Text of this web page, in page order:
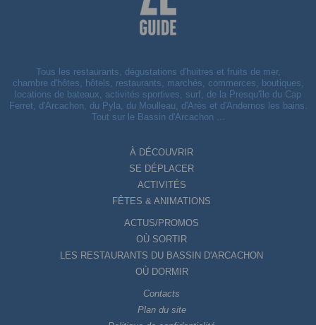
Tous les restaurants, dégustations d'huitres et fruits de mer,
chambre d'hôtes, hôtels, restaurants, marchés, commerces, boutiques,
locations de bateaux, activités sportives, surf, de la Presqu'île du Cap
Ferret, d'Arcachon, du Pyla, du Moulleau, d'Arès et d'Andernos les bains.
Tout sur le Bassin d'Arcachon ...
À DÉCOUVRIR
SE DÉPLACER
ACTIVITÉS
FÊTES & ANIMATIONS
ACTUS/PROMOS
OÙ SORTIR
LES RESTAURANTS DU BASSIN D'ARCACHON
OÙ DORMIR
Contacts
Plan du site